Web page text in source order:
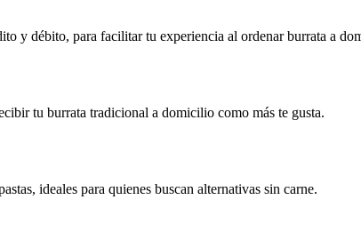
y débito, para facilitar tu experiencia al ordenar burrata a
tu burrata tradicional a domicilio como más te gusta.
ideales para quienes buscan alternativas sin carne.